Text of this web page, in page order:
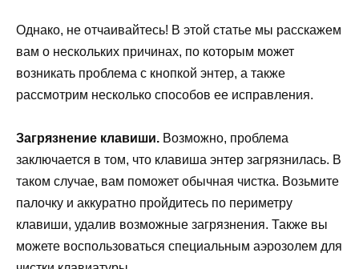
Однако, не отчаивайтесь! В этой статье мы расскажем
вам о нескольких причинах, по которым может
возникать проблема с кнопкой энтер, а также
рассмотрим несколько способов ее исправления.
Загрязнение клавиши. Возможно, проблема
заключается в том, что клавиша энтер загрязнилась. В
таком случае, вам поможет обычная чистка. Возьмите
палочку и аккуратно пройдитесь по периметру
клавиши, удалив возможные загрязнения. Также вы
можете воспользоваться специальным аэрозолем для